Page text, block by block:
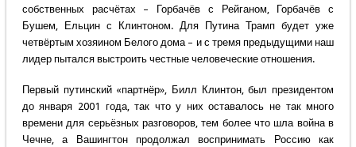
собственных расчётах – Горбачёв с Рейганом, Горбачёв с
Бушем, Ельцин с Клинтоном. Для Путина Трамп будет уже
четвёртым хозяином Белого дома – и с тремя предыдущими наш
лидер пытался выстроить честные человеческие отношения.
Первый путинский «партнёр», Билл Клинтон, был президентом
до января 2001 года, так что у них оставалось не так много
времени для серьёзных разговоров, тем более что шла война в
Чечне, а Вашингтон продолжал воспринимать Россию как